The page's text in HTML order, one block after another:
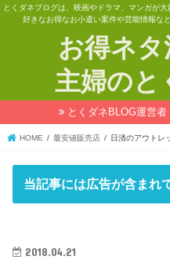
とくダネブログは、映画やドラマ、マンガが
好きなお得なお小遣い案件や芸能情報な
お得ネ
主婦のと
とくダネBLOG運営
HOME 最安値販売店 日清のアウトレ
当記事には広告が含まれ
2018.04.21